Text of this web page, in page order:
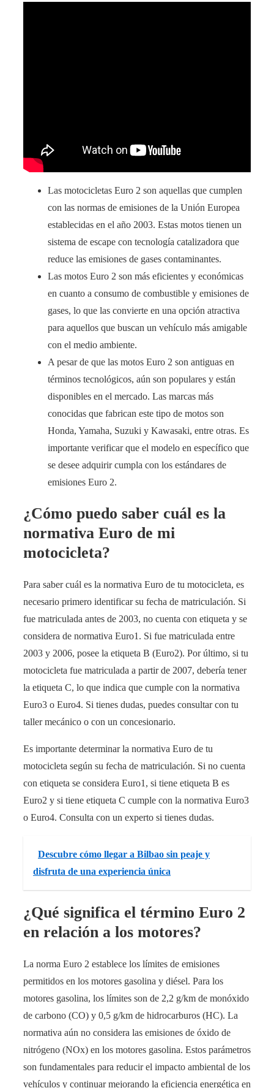
Las motocicletas Euro 2 son aquellas que cumplen
con las normas de emisiones de la Unión Europea
establecidas en el año 2003. Estas motos tienen un
sistema de escape con tecnología catalizadora que
reduce las emisiones de gases contaminantes.
Las motos Euro 2 son más eficientes y económicas
en cuanto a consumo de combustible y emisiones de
gases, lo que las convierte en una opción atractiva
para aquellos que buscan un vehículo más amigable
con el medio ambiente.
A pesar de que las motos Euro 2 son antiguas en
términos tecnológicos, aún son populares y están
disponibles en el mercado. Las marcas más
conocidas que fabrican este tipo de motos son
Honda, Yamaha, Suzuki y Kawasaki, entre otras. Es
importante verificar que el modelo en específico que
se desee adquirir cumpla con los estándares de
emisiones Euro 2.
¿Cómo puedo saber cuál es la
normativa Euro de mi
motocicleta?
Para saber cuál es la normativa Euro de tu motocicleta, es
necesario primero identificar su fecha de matriculación. Si
fue matriculada antes de 2003, no cuenta con etiqueta y se
considera de normativa Euro1. Si fue matriculada entre
2003 y 2006, posee la etiqueta B (Euro2). Por último, si tu
motocicleta fue matriculada a partir de 2007, debería tener
la etiqueta C, lo que indica que cumple con la normativa
Euro3 o Euro4. Si tienes dudas, puedes consultar con tu
taller mecánico o con un concesionario.
Es importante determinar la normativa Euro de tu
motocicleta según su fecha de matriculación. Si no cuenta
con etiqueta se considera Euro1, si tiene etiqueta B es
Euro2 y si tiene etiqueta C cumple con la normativa Euro3
o Euro4. Consulta con un experto si tienes dudas.
Descubre cómo llegar a Bilbao sin peaje y
disfruta de una experiencia única
¿Qué significa el término Euro 2
en relación a los motores?
La norma Euro 2 establece los límites de emisiones
permitidos en los motores gasolina y diésel. Para los
motores gasolina, los límites son de 2,2 g/km de monóxido
de carbono (CO) y 0,5 g/km de hidrocarburos (HC). La
normativa aún no considera las emisiones de óxido de
nitrógeno (NOx) en los motores gasolina. Estos parámetros
son fundamentales para reducir el impacto ambiental de los
vehículos y continuar mejorando la eficiencia energética en